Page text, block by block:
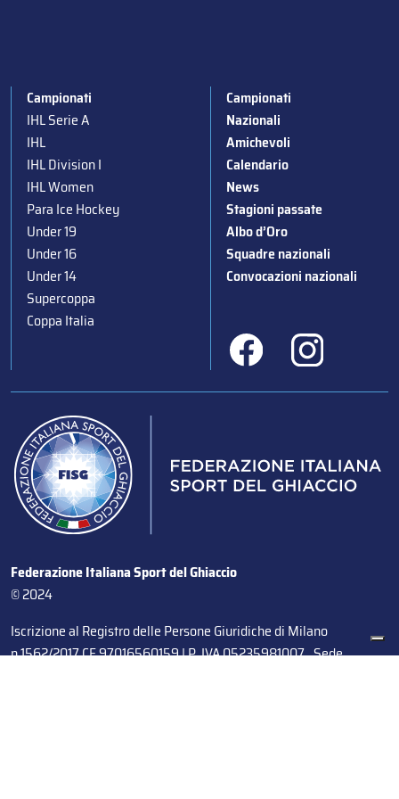
Campionati
IHL Serie A
IHL
IHL Division I
IHL Women
Para Ice Hockey
Under 19
Under 16
Under 14
Supercoppa
Coppa Italia
Campionati
Nazionali
Amichevoli
Calendario
News
Stagioni passate
Albo d’Oro
Squadre nazionali
Convocazioni nazionali
Federazione Italiana Sport del Ghiaccio
© 2024
Iscrizione al Registro delle Persone Giuridiche di Milano
n.1562/2017 CF 97016560159 | P. IVA 05235981007 Sede